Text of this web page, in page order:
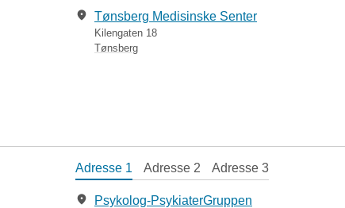
Tønsberg Medisinske Senter
Kilengaten 18
Tønsberg
Adresse 1 Adresse 2 Adresse 3
Psykolog-PsykiaterGruppen